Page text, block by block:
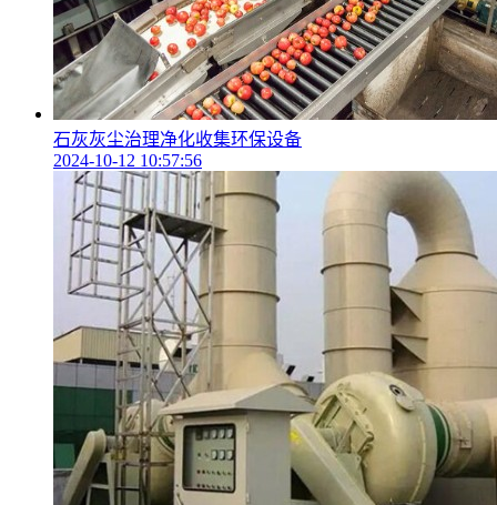
石灰灰尘治理净化收集环保设备
2024-10-12 10:57:56